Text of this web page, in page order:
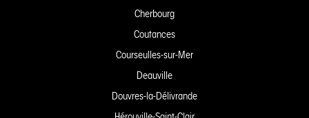
Cherbourg
Coutances
Courseulles-sur-Mer
Deauville
Douvres-la-Délivrande